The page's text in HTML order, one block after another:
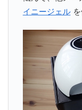
イニージェル